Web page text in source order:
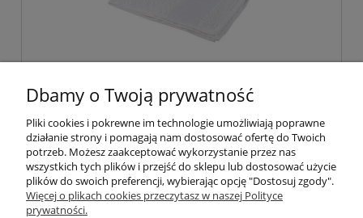
Ręcznik 700x1400mm kąpielowy z nadrukiem
Cena:150,00 zł Dostępność:1
Dbamy o Twoją prywatność
Pliki cookies i pokrewne im technologie umożliwiają poprawne
działanie strony i pomagają nam dostosować ofertę do Twoich
potrzeb. Możesz zaakceptować wykorzystanie przez nas
wszystkich tych plików i przejść do sklepu lub dostosować użycie
plików do swoich preferencji, wybierając opcję "Dostosuj zgody".
Więcej o plikach cookies przeczytasz w naszej Polityce
prywatności.